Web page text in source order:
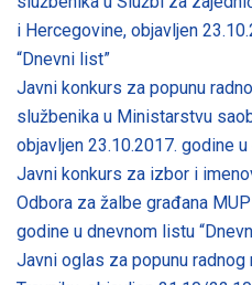
i Hercegovine, objavljen
“Dnevni list”
Javni konkurs za popunu
službenika u Ministarstvu
objavljen 23.10.2017. godine
Javni konkurs za izbor i
Odbora za žalbe građana
godine u dnevnom listu
Javni oglas za popunu